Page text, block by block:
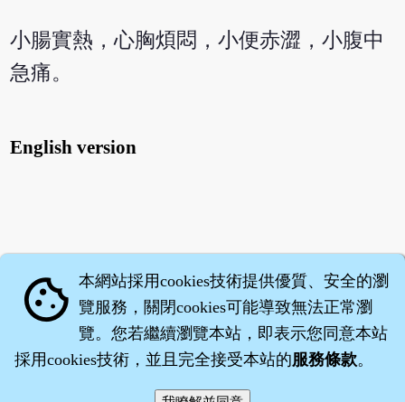
小腸實熱，心胸煩悶，小便赤澀，小腹中
急痛。
English version
cookie 本網站採用cookies技術提供優質、安全的瀏
覽服務，關閉cookies可能導致無法正常瀏
覽。您若繼續瀏覽本站，即表示您同意本站
採用cookies技術，並且完全接受本站的服務條款。